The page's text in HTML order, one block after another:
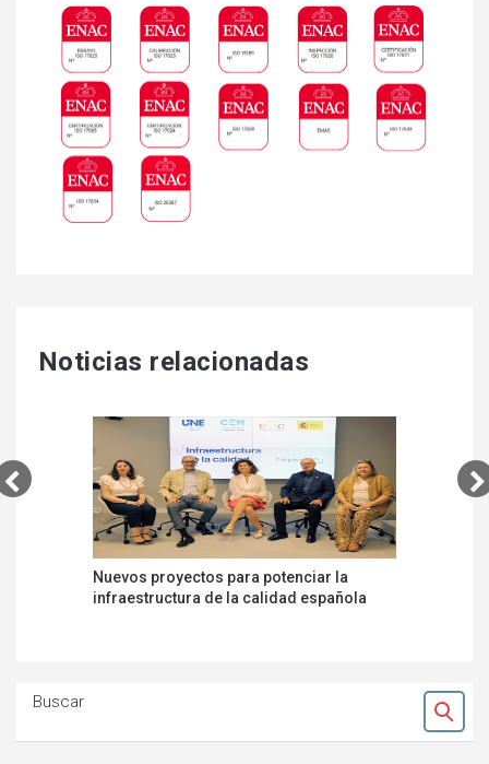
Noticias relacionadas
Nuevos proyectos para potenciar la
infraestructura de la calidad española
Buscar
Ok